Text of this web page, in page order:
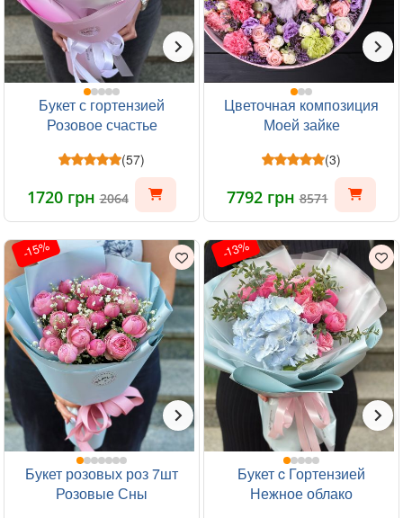
Букет с гортензией
Розовое счастье
(57)
1720 грн2064
Цветочная композиция
Моей зайке
(3)
7792 грн8571
-15%
Букет розовых роз 7шт
Розовые Сны
-13%
Букет c Гортензией
Нежное облако